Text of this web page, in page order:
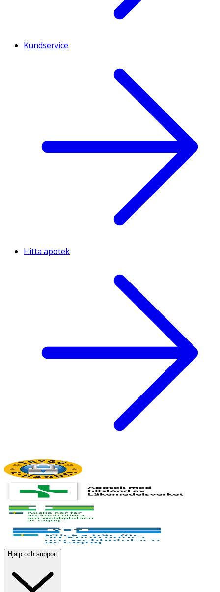
Kundservice
Hitta apotek
Hjälp och support